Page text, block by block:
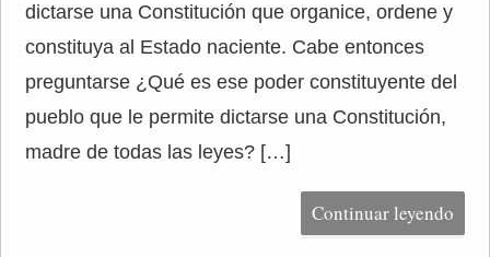
dictarse una Constitución que organice, ordene y
constituya al Estado naciente. Cabe entonces
preguntarse ¿Qué es ese poder constituyente del
pueblo que le permite dictarse una Constitución,
madre de todas las leyes? […]
Continuar leyendo